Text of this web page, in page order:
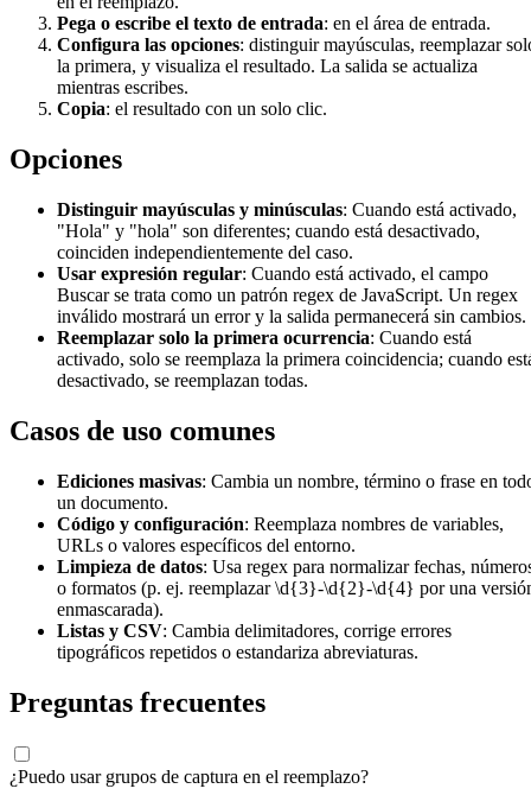
Pega o escribe el texto de entrada: en el área de entrada.
Configura las opciones: distinguir mayúsculas, reemplazar
la primera, y visualiza el resultado. La salida se actualiza
mientras escribes.
Copia: el resultado con un solo clic.
Opciones
Distinguir mayúsculas y minúsculas: Cuando está activado,
"Hola" y "hola" son diferentes; cuando está desactivado,
coinciden independientemente del caso.
Usar expresión regular: Cuando está activado, el campo
Buscar se trata como un patrón regex de JavaScript. Un regex
inválido mostrará un error y la salida permanecerá sin cambios.
Reemplazar solo la primera ocurrencia: Cuando está
activado, solo se reemplaza la primera coincidencia; cuando
desactivado, se reemplazan todas.
Casos de uso comunes
Ediciones masivas: Cambia un nombre, término o frase en
un documento.
Código y configuración: Reemplaza nombres de variables,
URLs o valores específicos del entorno.
Limpieza de datos: Usa regex para normalizar fechas,
o formatos (p. ej. reemplazar \d{3}-\d{2}-\d{4} por una
enmascarada).
Listas y CSV: Cambia delimitadores, corrige errores
tipográficos repetidos o estandariza abreviaturas.
Preguntas frecuentes
¿Puedo usar grupos de captura en el reemplazo?